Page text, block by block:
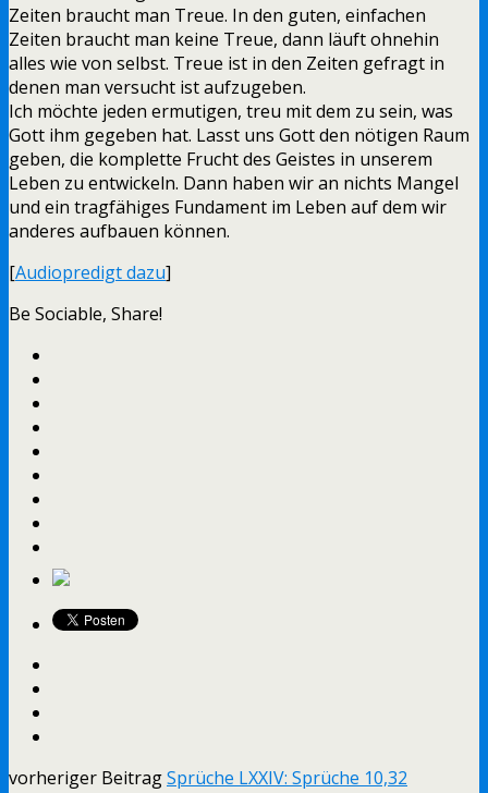
Zeiten braucht man Treue. In den guten, einfachen
Zeiten braucht man keine Treue, dann läuft ohnehin
alles wie von selbst. Treue ist in den Zeiten gefragt in
denen man versucht ist aufzugeben.
Ich möchte jeden ermutigen, treu mit dem zu sein, was
Gott ihm gegeben hat. Lasst uns Gott den nötigen Raum
geben, die komplette Frucht des Geistes in unserem
Leben zu entwickeln. Dann haben wir an nichts Mangel
und ein tragfähiges Fundament im Leben auf dem wir
anderes aufbauen können.
[Audiopredigt dazu]
Be Sociable, Share!
vorheriger BeitragSprüche LXXIV: Sprüche 10,32